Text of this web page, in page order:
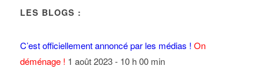
LES BLOGS :
C’est officiellement annoncé par les médias ! On
déménage ! 1 août 2023 - 10 h 00 min